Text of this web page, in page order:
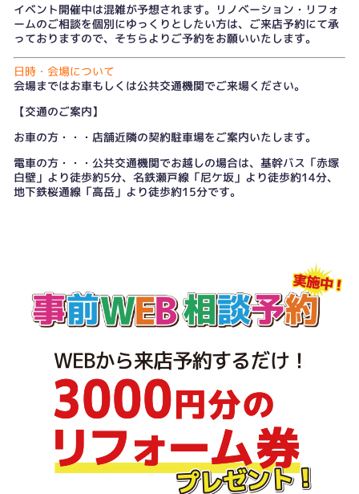
イベント開催中は混雑が予想されます。リノベーション・リフォ
ームのご相談を個別にゆっくりとしたい方は、 ご来店予約にて承
っておりますので、そちらよりご予約をお願いいたします。
日時・会場について
会場まではお車もしくは公共交通機関でご来場ください。
【交通のご案内】
お車の方・・・店舗近隣の契約駐車場をご案内いたします。
電車の方・・・公共交通機関でお越しの場合は、基幹バス「赤塚
白壁」より徒歩約5分、名鉄瀬戸線「尼ケ坂」より徒歩約14分、
地下鉄桜通線「高岳」より徒歩約15分です。